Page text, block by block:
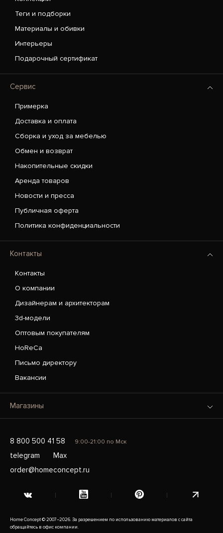
Теги и подборки
Материалы и обивки
Интерьеры
Подарочный сертификат
Сервис
Примерка
Доставка и оплата
Сборка и уход за мебелью
Обмен и возврат
Накопительные скидки
Аренда товаров
Новости и пресса
Публичная оферта
Политика конфиденциальности
Контакты
Контакты
О компании
Дизайнерам и архитекторам
3d-модели
Оптовым покупателям
HoReCa
Письмо директору
Вакансии
Магазины
8 800 500 41 58 9:00-21:00 по Мск
telegram
Max
order@homeconcept.ru
Home Concept © 2007–2026. За разрешением по использованию материалов с сайта
обращайтесь в офис компании.